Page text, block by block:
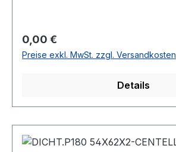
Regulärer Preis:
0,00 €
Preise exkl. MwSt. zzgl. Versandkosten
Details